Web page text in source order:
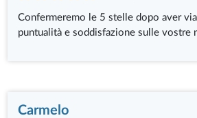
Confermeremo le 5 stelle dopo aver
puntualità e soddisfazione sulle vostre
Carmelo